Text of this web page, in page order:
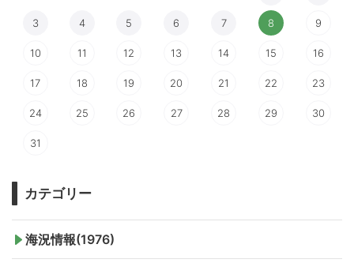
3 4 5 6 7 8 9
10 11 12 13 14 15 16
17 18 19 20 21 22 23
24 25 26 27 28 29 30
31
カテゴリー
海況情報(1976)